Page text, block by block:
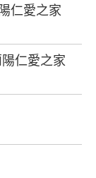
仁愛之家
仁愛之家